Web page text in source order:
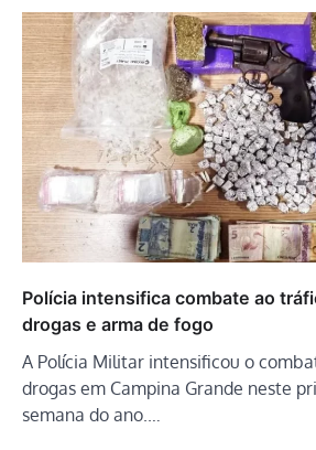
Polícia intensifica combate ao
drogas e arma de fogo
A Polícia Militar intensificou o
drogas em Campina Grande neste
semana do ano.…